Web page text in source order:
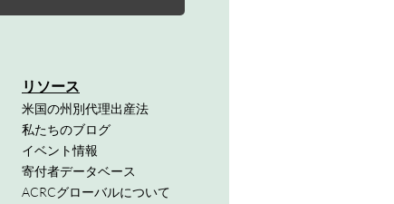
リソース
米国の州別代理出産法
私たちのブログ
イベント情報
寄付者データベース
ACRCグローバルについて